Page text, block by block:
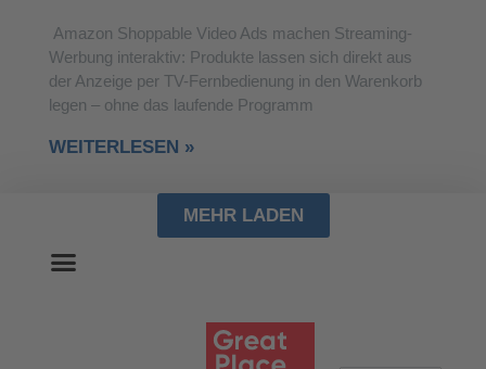
Amazon Shoppable Video Ads machen Streaming-
Werbung interaktiv: Produkte lassen sich direkt aus
der Anzeige per TV-Fernbedienung in den Warenkorb
legen – ohne das laufende Programm
WEITERLESEN »
MEHR LADEN